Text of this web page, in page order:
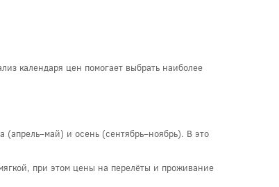
календаря цен помогает выбрать наиболее
и осень (сентябрь–ноябрь). В это
при этом цены на перелёты и проживание